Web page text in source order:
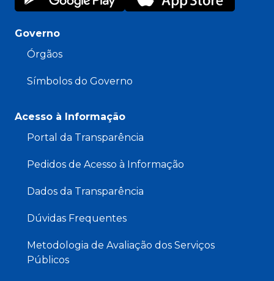
Governo
Órgãos
Símbolos do Governo
Acesso à Informação
Portal da Transparência
Pedidos de Acesso à Informação
Dados da Transparência
Dúvidas Frequentes
Metodologia de Avaliação dos Serviços
Públicos